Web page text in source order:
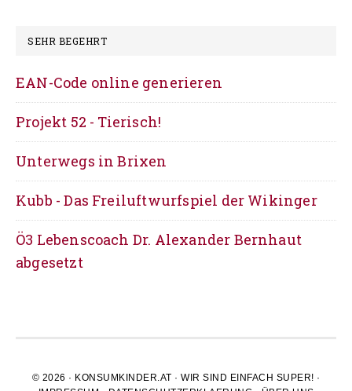
Zeit
SEHR BEGEHRT
EAN-Code online generieren
Projekt 52 - Tierisch!
Unterwegs in Brixen
Kubb - Das Freiluftwurfspiel der Wikinger
Ö3 Lebenscoach Dr. Alexander Bernhaut
abgesetzt
© 2026 · KONSUMKINDER.AT · WIR SIND EINFACH SUPER! ·